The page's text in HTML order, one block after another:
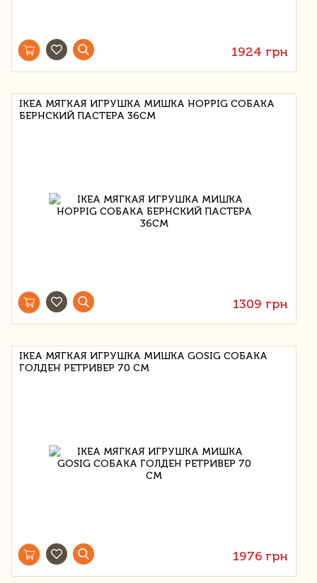
1924 грн
IKEA МЯГКАЯ ИГРУШКА МИШКА HOPPIG СОБАКА
БЕРНСКИЙ ПАСТЕРА 36СМ
1309 грн
IKEA МЯГКАЯ ИГРУШКА МИШКА GOSIG СОБАКА
ГОЛДЕН РЕТРИВЕР 70 СМ
1976 грн